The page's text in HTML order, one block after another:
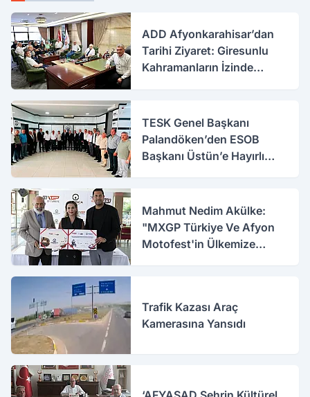
ADD Afyonkarahisar’dan
Tarihi Ziyaret: Giresunlu
Kahramanların İzinde
TESK Genel Başkanı
Palandöken’den ESOB
Başkanı Üstün’e Hayırlı
Mahmut Nedim Akülke:
"MXGP Türkiye Ve Afyon
Motofest'in Ülkemize
Trafik Kazası Araç
Kamerasına Yansıdı